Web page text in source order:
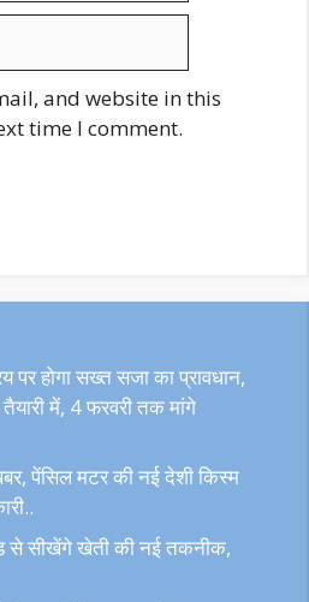
and website in this
time I comment.
होगा सख्त सजा का प्रावधान,
में, 4 फरवरी तक मांगे
पेंसिल मटर की नई देशी किस्म
से सीखेंगे खेती की नई तकनीक,